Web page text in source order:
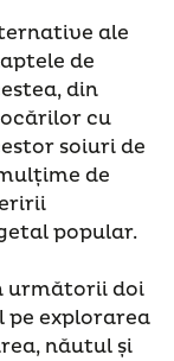
ale
de
din
cu
soiuri de
de
popular.
următorii doi
pe explorarea
năutul și